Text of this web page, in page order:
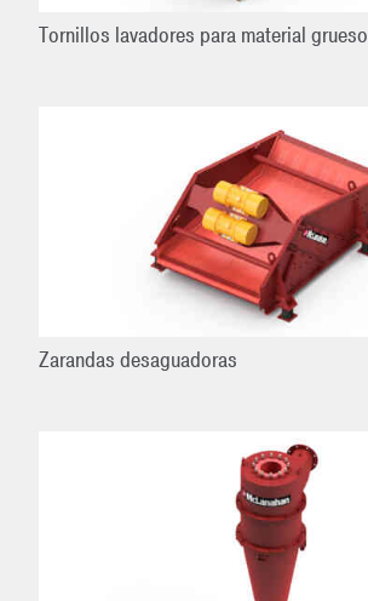
Tornillos lavadores para material grueso
Zarandas desaguadoras